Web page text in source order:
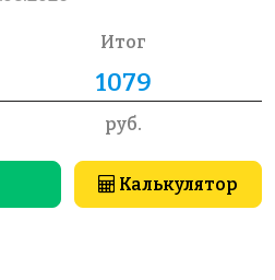
Итог
руб.
Калькулятор